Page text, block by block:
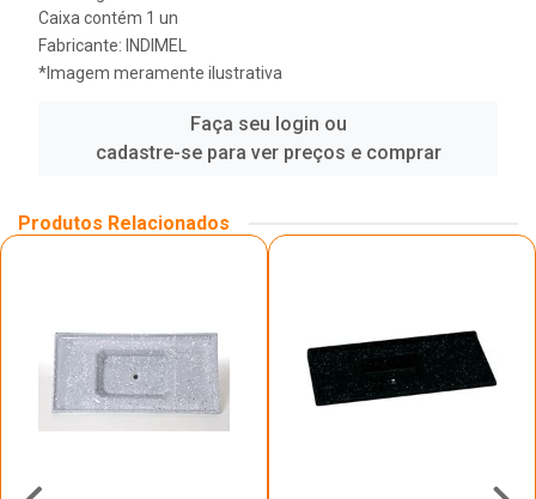
Caixa contém 1 un
Fabricante: INDIMEL
*Imagem meramente ilustrativa
Faça seu login ou
cadastre-se para ver preços e comprar
Produtos Relacionados